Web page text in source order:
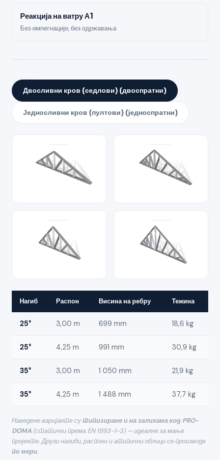
Реакција на ватру А1
Без импегнације, без одржавања
Двосливни кров (седлови) (двоспратни)
Једносливни кров (пултови) (једноспратни)
Нагиб Распон Висина на ребру Тежина
25° 3,00 m 699 mm 18,6 kg
25° 4,25 m 991 mm 30,9 kg
35° 3,00 m 1 050 mm 21,9 kg
35° 4,25 m 1 488 mm 37,7 kg
Наведене варијанте сутипизиране и на залихама код PRO-
DOMA (статички према EN 1993-1-3) — идеалне за мање
пројекте. Други нагиби, распони и атипични облици се производе
по мери.